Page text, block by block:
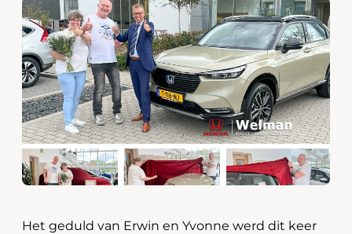
Over ons
Webshop
Contact
Het geduld van Erwin en Yvonne werd dit keer